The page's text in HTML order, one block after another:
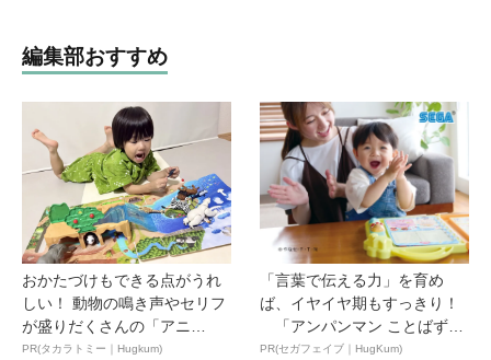
編集部おすすめ
おかたづけもできる点がうれ
しい！ 動物の鳴き声やセリフ
が盛りだくさんの「アニ
ア ...
PR(タカラトミー｜Hugkum)
「言葉で伝える力」を育め
ば、イヤイヤ期もすっきり！
「アンパンマン ことばずか
ん...
PR(セガフェイブ｜HugKum)